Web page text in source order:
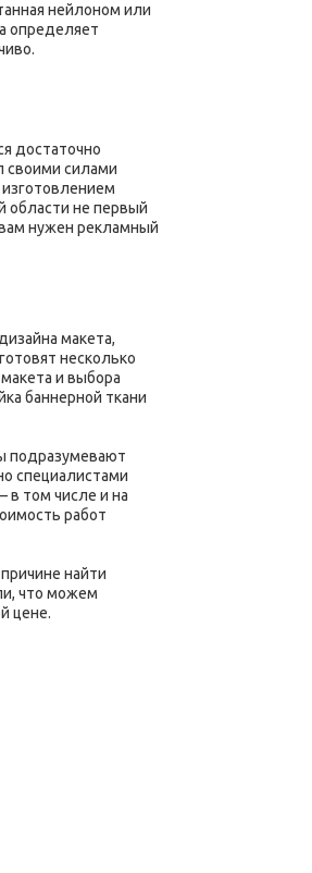
нейлоном или
определяет
достаточно
своими силами
изготовлением
области не первый
нужен рекламный
макета,
несколько
и выбора
баннерной ткани
подразумевают
специалистами
в том числе и на
работ
найти
что можем
цене.